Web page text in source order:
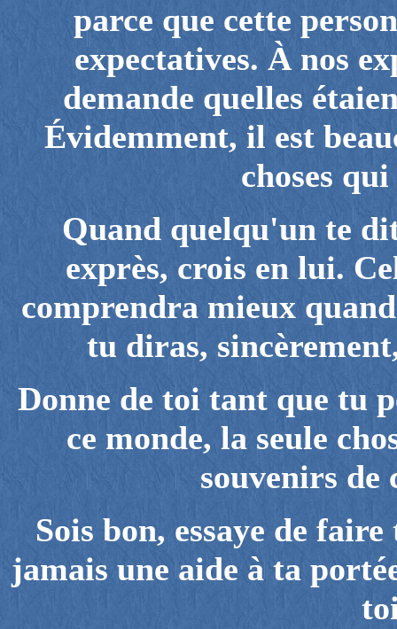
parce que cette
expectatives. À nos
demande quelles
Évidemment, il est
choses
Quand quelqu'un te
exprès, crois en lui.
comprendra mieux
tu diras,
Donne de toi tant que tu
ce monde, la seule
souvenirs de
Sois bon, essaye de
jamais une aide à ta